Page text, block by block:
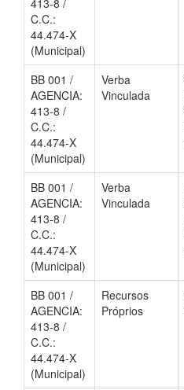
413-8 /
C.C.:
44.474-X
(Municipal)
BB 001 /
AGENCIA:
413-8 /
C.C.:
44.474-X
(Municipal)
Verba
Vinculada
BB 001 /
AGENCIA:
413-8 /
C.C.:
44.474-X
(Municipal)
Verba
Vinculada
BB 001 /
AGENCIA:
413-8 /
C.C.:
44.474-X
(Municipal)
Recursos
Próprios